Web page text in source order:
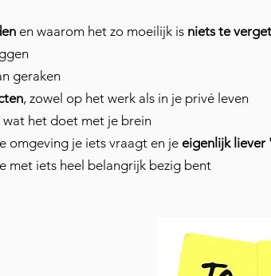
en waarom het zo moeilijk is niets te
geraken
, zowel op het werk als in je privé leven
wat het doet met je brein
omgeving je iets vraagt en je eigenlijk liever
met iets heel belangrijk bezig bent